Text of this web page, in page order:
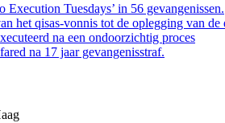
Tuesdays’ in 56 gevangenissen.
het qisas-vonnis tot de oplegging van
na een ondoorzichtig proces
na 17 jaar gevangenisstraf.